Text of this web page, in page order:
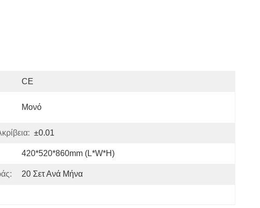
CE
Μονό
±0.01
420*520*860mm (L*W*H)
20 Σετ Ανά Μήνα